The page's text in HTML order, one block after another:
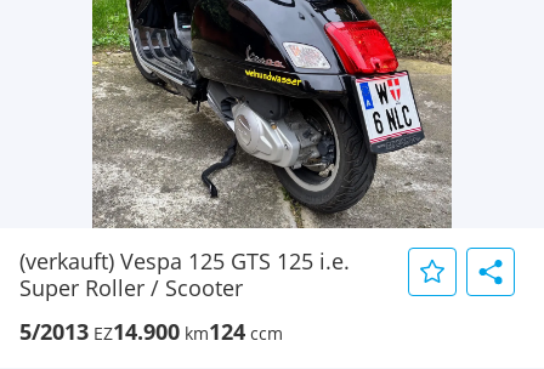
(verkauft) Vespa 125 GTS 125 i.e.
Super Roller / Scooter
5/2013 EZ14.900 km124 ccm